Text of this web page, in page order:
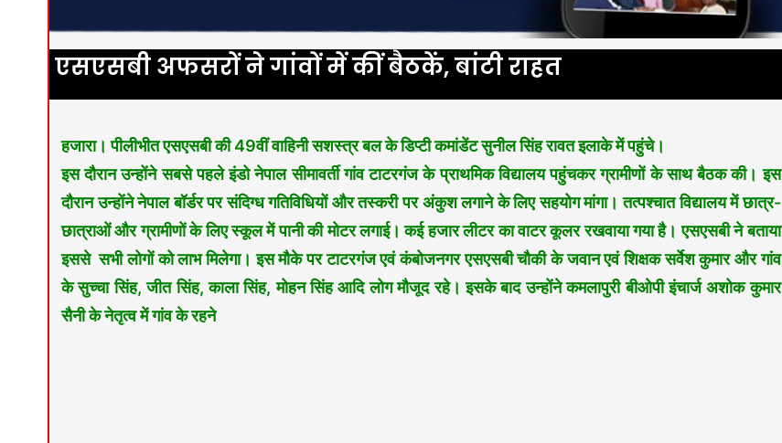
एसएसबी अफसरों ने गांवों में कीं बैठकें, बांटी राहत
हजारा। पीलीभीत एसएसबी की 49वीं वाहिनी सशस्त्र बल के डिप्टी कमांडेंट सुनील सिंह रावत इलाके में पहुंचे।
इस दौरान उन्होंने सबसे पहले इंडो नेपाल सीमावर्ती गांव टाटरगंज के प्राथमिक विद्यालय पहुंचकर ग्रामीणों के साथ बैठक की। इस
दौरान उन्होंने नेपाल बॉर्डर पर संदिग्ध गतिविधियों और तस्करी पर अंकुश लगाने के लिए सहयोग मांगा। तत्पश्चात विद्यालय में छात्र-
छात्राओं और ग्रामीणों के लिए स्कूल में पानी की मोटर लगाई। कई हजार लीटर का वाटर कूलर रखवाया गया है। एसएसबी ने बताया
इससे सभी लोगों को लाभ मिलेगा। इस मौके पर टाटरगंज एवं कंबोजनगर एसएसबी चौकी के जवान एवं शिक्षक सर्वेश कुमार और गांव
के सुच्चा सिंह, जीत सिंह, काला सिंह, मोहन सिंह आदि लोग मौजूद रहे। इसके बाद उन्होंने कमलापुरी बीओपी इंचार्ज अशोक कुमार
सैनी के नेतृत्व में गांव के रहने